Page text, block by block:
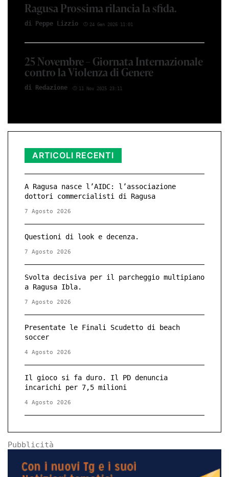
Ragusa Prossima rilancia la sfida.
di Peppe Li­z­zio 24 Gen 2026 11:01
25 Novembre – Giornata Internazionale
contro la Violenza di Genere
di Red­azio­ne 11 Nov 2025 23:11
ARTICOLI RECENTI
A Ragusa nasce l’AIDC: l’associazione
dottori commercialisti di Ragusa
7 Agosto 2026
Questioni di look e decenza.
7 Agosto 2026
Svolta decisiva per il parcheggio multipiano
a Ragusa Ibla.
7 Agosto 2026
Presentate le Finali Scudetto di beach
soccer
4 Agosto 2026
Il gioco si fa duro. Il PD denuncia
incarichi per 7,5 milioni
4 Agosto 2026
Pubblicità